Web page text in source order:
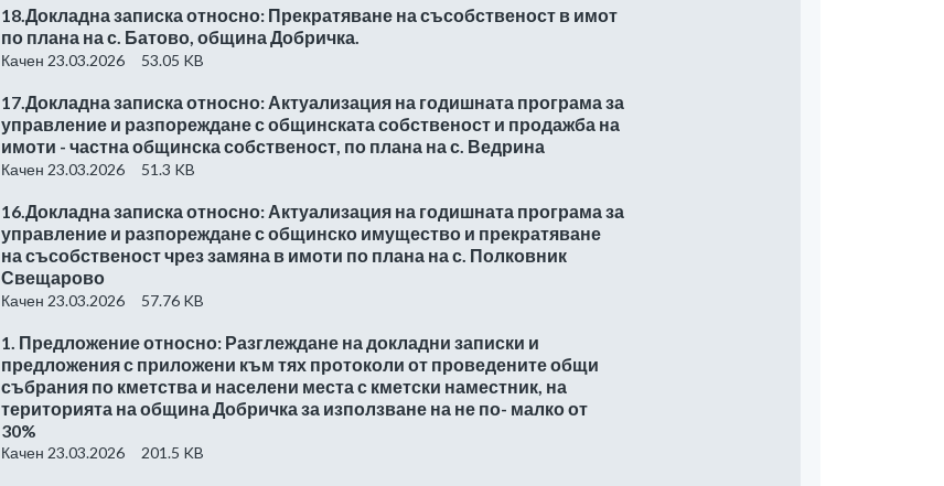
18.Докладна записка относно: Прекратяване на съсобственост в имот
по плана на с. Батово, община Добричка.
Качен 23.03.2026 53.05 KB
17.Докладна записка относно: Актуализация на годишната програма за
управление и разпореждане с общинската собственост и продажба на
имоти - частна общинска собственост, по плана на с. Ведрина
Качен 23.03.2026 51.3 KB
16.Докладна записка относно: Актуализация на годишната програма за
управление и разпореждане с общинско имущество и прекратяване
на съсобственост чрез замяна в имоти по плана на с. Полковник
Свещарово
Качен 23.03.2026 57.76 KB
1. Предложение относно: Разглеждане на докладни записки и
предложения с приложени към тях протоколи от проведените общи
събрания по кметства и населени места с кметски наместник, на
територията на община Добричка за използване на не по- малко от
30%
Качен 23.03.2026 201.5 KB